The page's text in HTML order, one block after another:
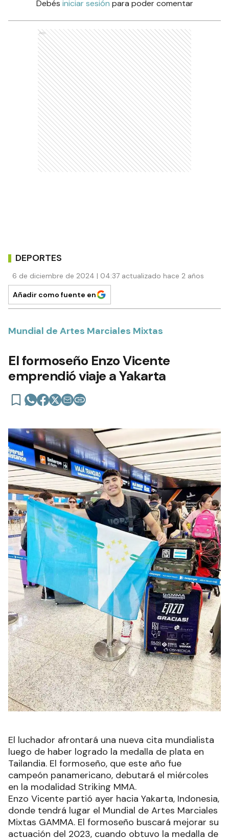
Debés iniciar sesión para poder comentar
Ads
DEPORTES
6 de diciembre de 2024 | 04:37 actualizado hace 2 años
Añadir como fuente en
Mundial de Artes Marciales Mixtas
El formoseño Enzo Vicente
emprendió viaje a Yakarta
El luchador afrontará una nueva cita mundialista
luego de haber logrado la medalla de plata en
Tailandia. El formoseño, que este año fue
campeón panamericano, debutará el miércoles
en la modalidad Striking MMA.
Enzo Vicente partió ayer hacia Yakarta, Indonesia,
donde tendrá lugar el Mundial de Artes Marciales
Mixtas GAMMA. El formoseño buscará mejorar su
actuación del 2023, cuando obtuvo la medalla de